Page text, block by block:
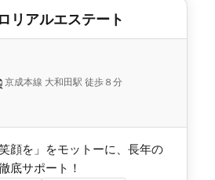
辺四丁目
テート
リアルエステート
京成本線 大和田駅 徒歩８分
顔を」をモットーに、長年の
底サポート！